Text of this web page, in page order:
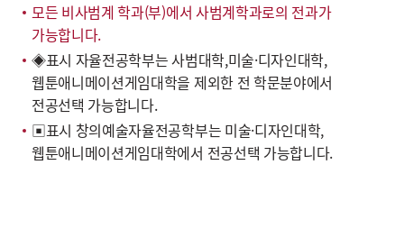
모든 비사범계 학과(부)에서 사범계학과로의 전과가
가능합니다.
◈표시 자율전공학부는 사범대학,미술·디자인대학,
웹툰애니메이션게임대학을 제외한 전 학문분야에서
전공선택 가능합니다.
▣표시 창의예술자율전공학부는 미술·디자인대학,
웹툰애니메이션게임대학에서 전공선택 가능합니다.